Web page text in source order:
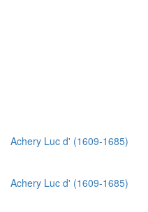
Achery Luc d' (1609-1685)
Achery Luc d' (1609-1685)